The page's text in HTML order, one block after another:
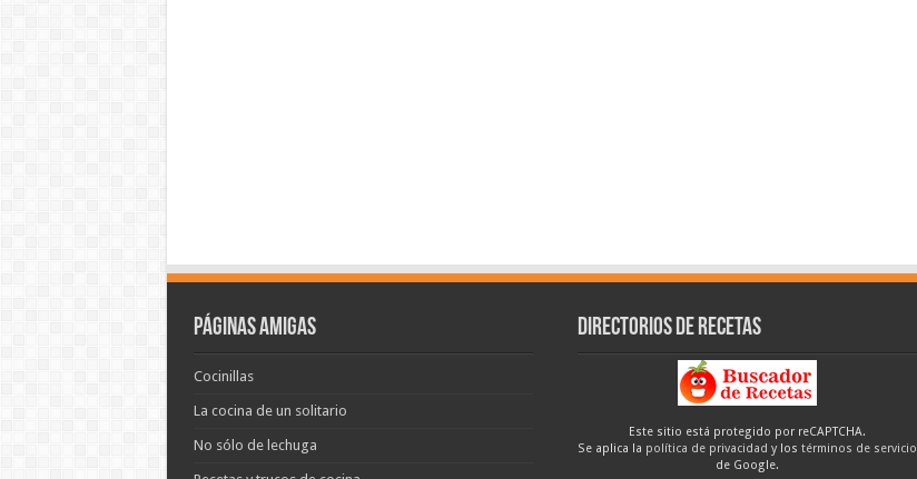
Páginas amigas
Cocinillas
La cocina de un solitario
No sólo de lechuga
Directorios de recetas
Este sitio está protegido por reCAPTCHA.
Se aplica la política de privacidad y lostérminos de servicio
de Google.